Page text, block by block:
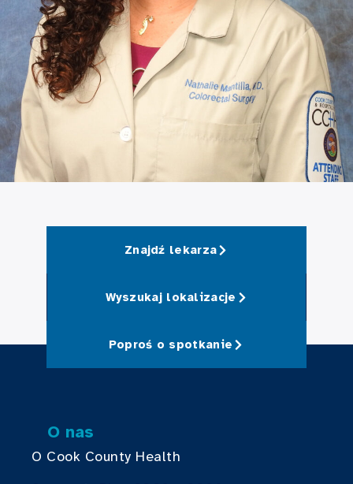
Znajdź lekarza
Wyszukaj lokalizacje
Poproś o spotkanie
O nas
O Cook County Health